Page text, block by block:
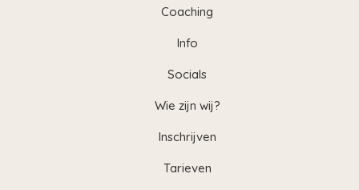
Coaching
Info
Socials
Wie zijn wij?
Inschrijven
Tarieven